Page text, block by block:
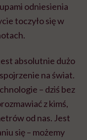
odniesienia
toczyło się w
absolutnie dużo
na świat.
– dziś bez
z kimś,
od nas. Jest
się – możemy